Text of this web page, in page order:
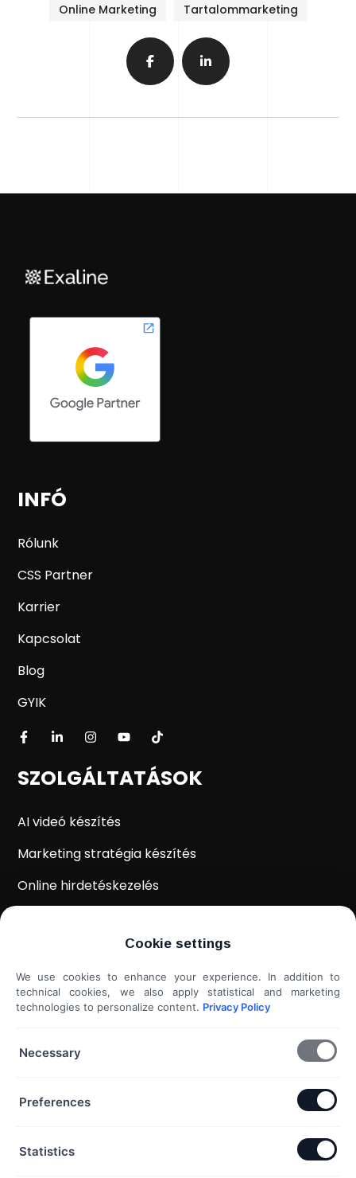
Online Marketing Tartalommarketing
INFÓ
Rólunk
CSS Partner
Karrier
Kapcsolat
Blog
GYIK
SZOLGÁLTATÁSOK
AI videó készítés
Marketing stratégia készítés
Online hirdetéskezelés
Weboldal kiértékelés
Shoprenter / Unas webshop készítés
Hideg e-mail megkeresés
További szolgáltatások...
+36 20 453 3533
Cookie settings
We use cookies to enhance your experience. In addition to
technical cookies, we also apply statistical and marketing
technologies to personalize content. Privacy Policy
Necessary
Preferences
Statistics